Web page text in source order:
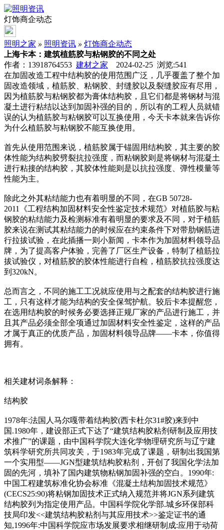
灯饰商企动态
照明之家 » 照明资讯 » 灯饰商企动态
上海卡本：建筑植筋胶与粘钢胶的不同之处
作者：13918764553 建材之家 2024-02-25 浏览:541
在加固改造工程中结构胶的使用范围广泛，几乎覆盖了整个加
固改造领域，植筋胶、粘钢胶、封缝胶以及裂缝胶应有尽用，
因为植筋胶与粘钢胶都为膏体结构胶，且它们都是将钢材与混
凝土进行粘结以达到加固补强的目的，所以有的工程人员就错
误的认为植筋胶与粘钢胶可以互换使用，今天卡本就来告诉你
为什么植筋胶与粘钢胶不能互换使用。
首先从使用范围来说，植筋胶属于锚固用结构胶，其主要的胶
体性能为结构胶劈裂抗拉强度，而粘钢胶则是将钢材与混凝土
进行粘接的结构胶，其胶体性能则是以抗拉强度、弹性模量等
性能为主。
除此之外其粘结能力也有着明显的不同，在GB 50728-
2011《工程结构加固材料安全性鉴定技术规范》对植筋胶与粘
钢胶的粘结能力及检测标准有着明显的要求及不同，对于植筋
胶来说在测试其粘结能力的时候应在约束条件下对带肋钢筋进
行拉拔试验，在此插播一则小新闻，卡本作为加固材料领导品
牌，为了提高客户体验，完善了厂区生产设备，特制了植筋拉
拔试验仪，对植筋胶的胶体性能进行自检，植筋胶抗拉强度达
到320kN。
总而言之，不同的施工工况就应使用与之配套的结构胶进行施
工，只有这样才能为结构的安全保驾护航。较后卡本提醒您，
在选用结构胶的时候务必要选择正规厂家的产品进行施工，并
且其产品必须全部全项通过加固材料安全性鉴定，这样的产品
才属于真正的优质产品，加固材料领导品牌——卡本，你值得
拥有。
相关建材词条解释：
结构胶
1978年:法国人马尔嘎带着结构胶(西卡杜尔31#胶)来到中
国.1980年，建设部正式下达了“建筑结构胶粘剂研制及应用技
术推广”的课题，由中国科学院大连化学物理研究所与辽宁建
筑科学研究所共同攻关，于1983年完成了课题，研制出我国第
一个实用型——JGN型建筑结构胶粘剂，开创了我国化学法加
固的先河，填补了国内建筑物粘钢加固补强的空白。1990年:
中国工程建筑标准化协会标准《混凝土结构加固技术规范》
(CECS25:90)将粘钢加固技术正式纳入规范并将JGN系列建筑
结构胶列为指定使用产品。中国科学院化学部.城乡环保部科
技局印发<<建筑结构胶粘剂与其应用技术>>鉴定证书的通
知,1996年:中国科学院应市场发展要求相继研制成:应用于动荷